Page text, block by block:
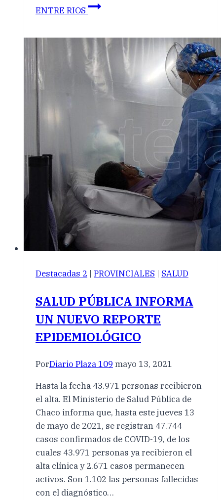
ENTRE RIOS
Destacadas 2 | PROVINCIALES | SALUD
SALUD PÚBLICA INFORMA
UN NUEVO REPORTE
EPIDEMIOLÓGICO
PorDiario Plaza 109 mayo 13, 2021
Hasta la fecha 43.971 personas recibieron
el alta. El Ministerio de Salud Pública de
Chaco informa que, hasta este jueves 13
de mayo de 2021, se registran 47.744
casos confirmados de COVID-19, de los
cuales 43.971 personas ya recibieron el
alta clínica y 2.671 casos permanecen
activos. Son 1.102 las personas fallecidas
con el diagnóstico…